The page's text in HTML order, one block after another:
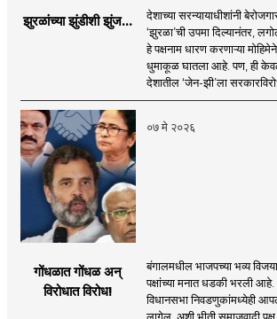
झुरळांच्या झुंडीशी झुंज...
देशाच्या सरन्यायाधीशांनी
‌‘झुरळा‌’ची उपमा दिल्यानंतर,
हे पक्षनाम धारण करणाऱ्या
धुमाकूळ घातला आहे. पण, ही
देशातील ‌‘जेन-झी‌’ला
०७ मे २०२६
गोंधळात गोंधळ अन्
विरोधात विरोध!
बंगालमधील भाजपच्या भव्य
पक्षांच्या मनात धडकी भरली आहे.
विधानसभा निवडणुकांमध्येही